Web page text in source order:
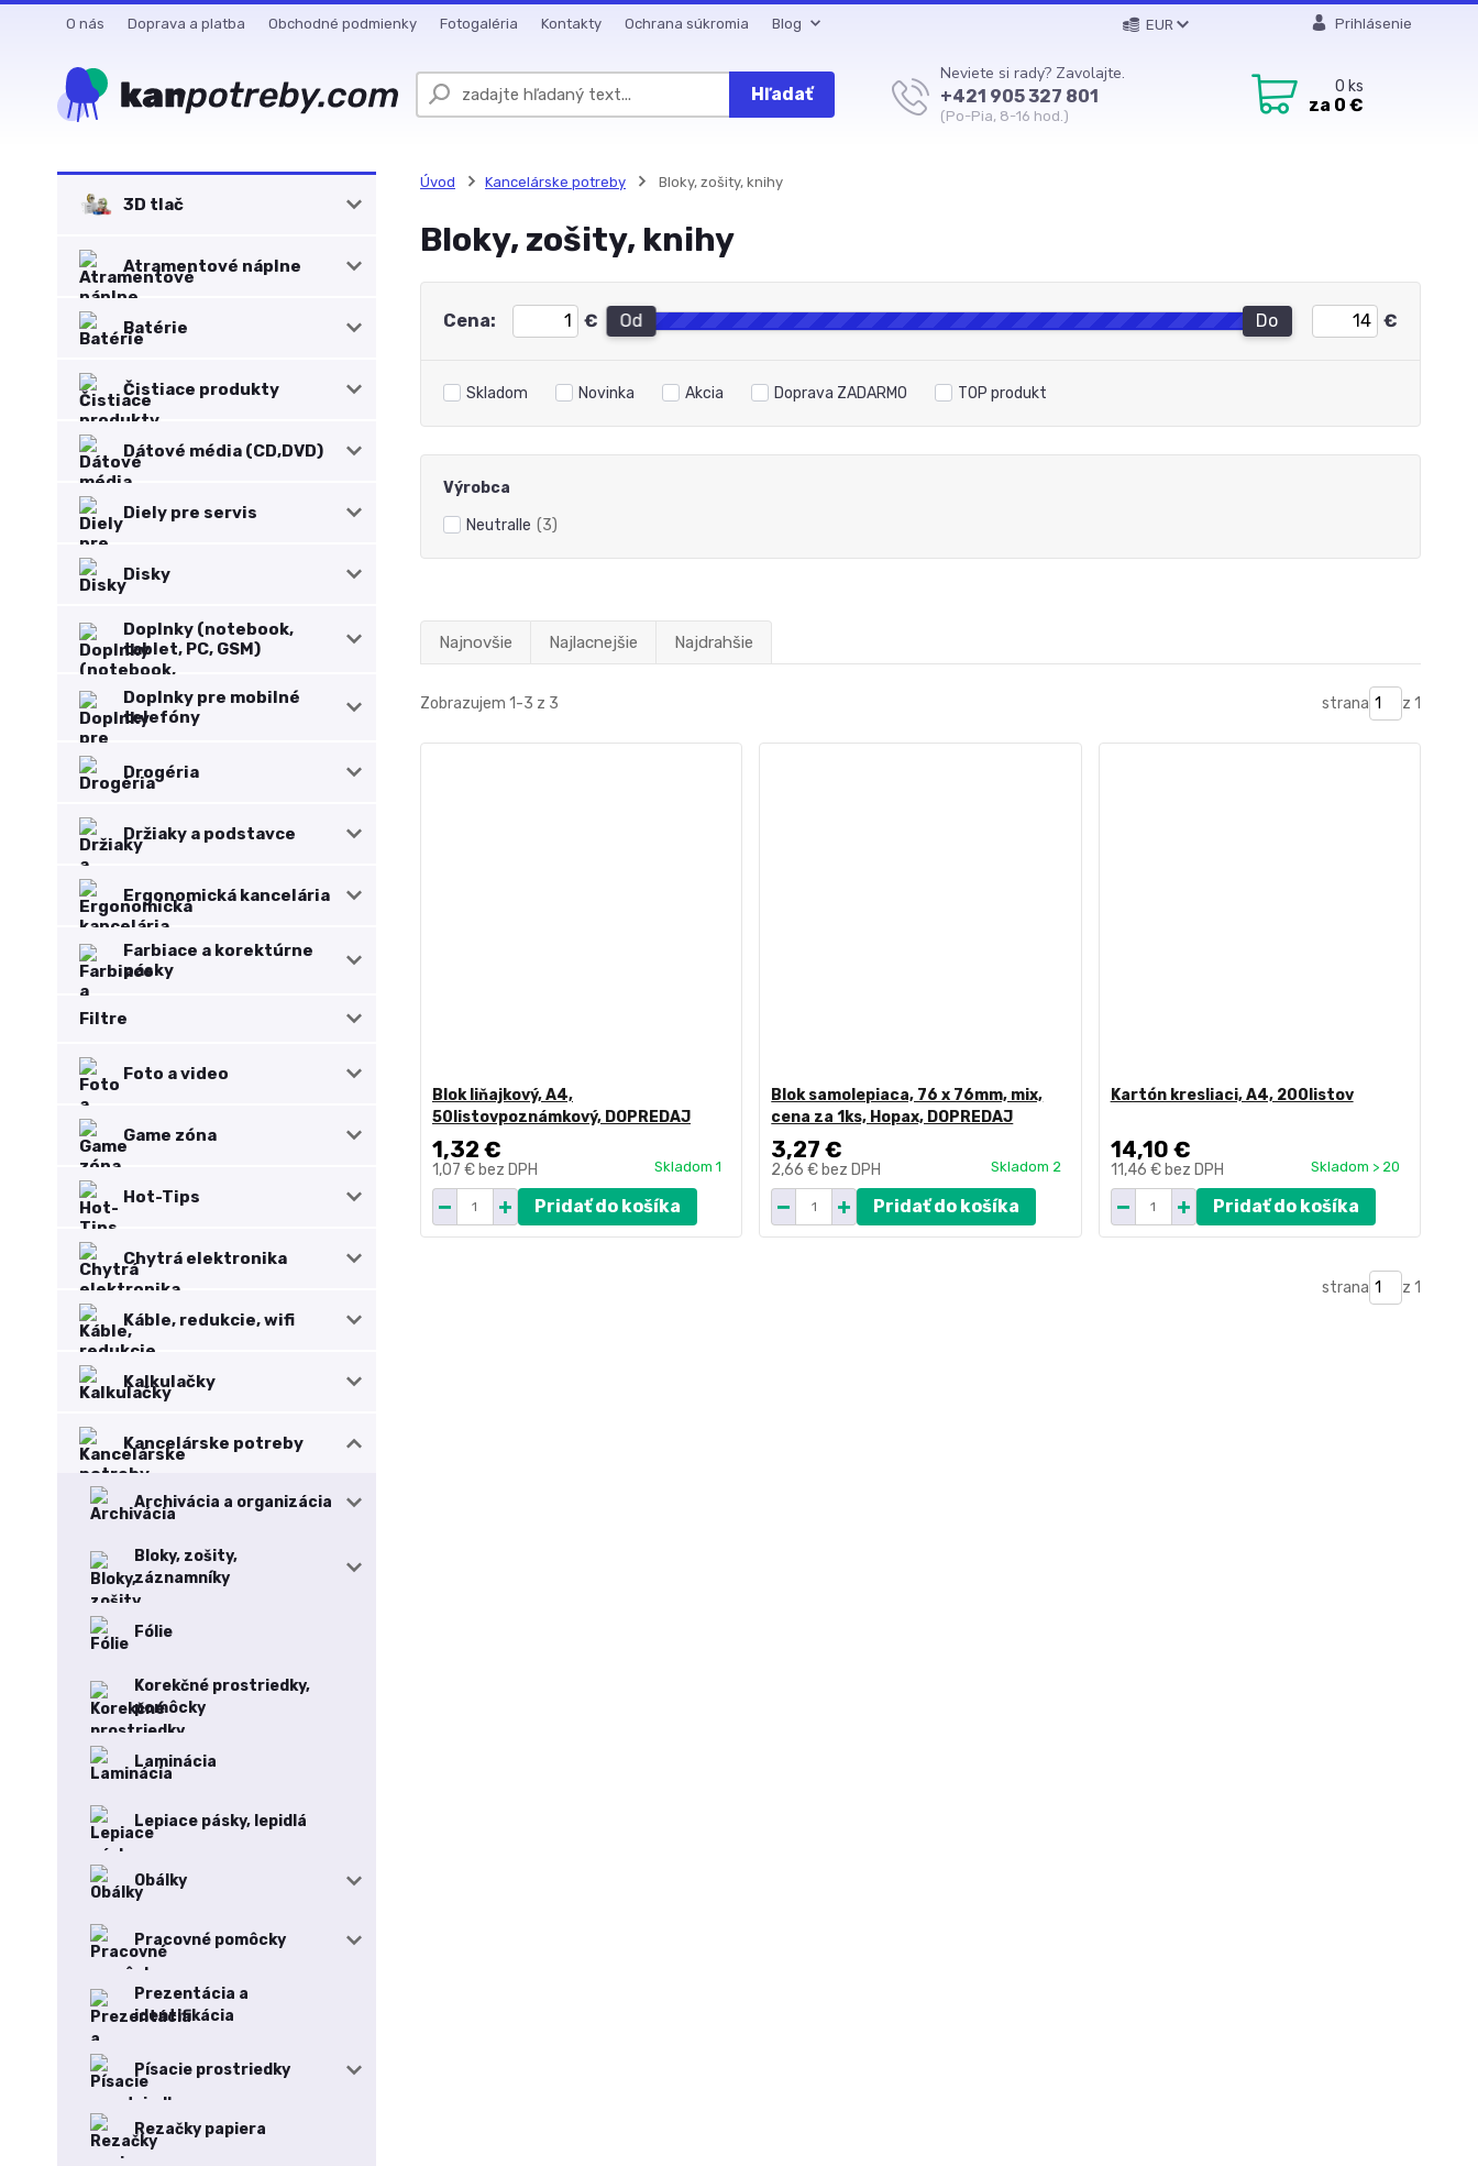
O nás Doprava a platba Obchodné podmienky Fotogaléria Kontakty Ochrana súkromia Blog EUR Prihlásenie
Hľadať
Neviete si rady? Zavolajte.
+421 905 327 801
(Po-Pia, 8-16 hod.)
0 ks
za 0 €
3D tlač
Atramentové náplne
Batérie
Čistiace produkty
Dátové média (CD,DVD)
Diely pre servis
Disky
Doplnky (notebook,
tablet, PC, GSM)
Doplnky pre mobilné
telefóny
Drogéria
Držiaky a podstavce
Ergonomická kancelária
Farbiace a korektúrne
pásky
Filtre
Foto a video
Game zóna
Hot-Tips
Chytrá elektronika
Káble, redukcie, wifi
Kalkulačky
Kancelárske potreby
Archivácia a organizácia
Bloky, zošity,
záznamníky
Fólie
Korekčné prostriedky,
pomôcky
Laminácia
Lepiace pásky, lepidlá
Obálky
Pracovné pomôcky
Prezentácia a
identifikácia
Písacie prostriedky
Rezačky papiera
Úvod Kancelárske potreby Bloky, zošity, knihy
Bloky, zošity, knihy
Cena: € Od Do €
Skladom Novinka Akcia Doprava ZADARMO TOP produkt
Výrobca
Neutralle (3)
Najnovšie Najlacnejšie Najdrahšie
Zobrazujem 1-3 z 3 strana z 1
Blok liňajkový, A4,
50listovpoznámkový, DOPREDAJ
1,32 €
1,07 € bez DPH Skladom 1
Pridať do košíka
Blok samolepiaca, 76 x 76mm, mix,
cena za 1ks, Hopax, DOPREDAJ
3,27 €
2,66 € bez DPH Skladom 2
Pridať do košíka
Kartón kresliaci, A4, 200listov
14,10 €
11,46 € bez DPH Skladom > 20
Pridať do košíka
strana z 1